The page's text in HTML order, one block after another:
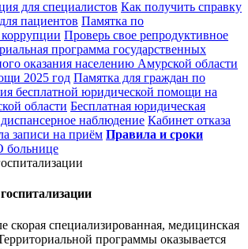
для специалистов Как получить справку
пациентов Памятка по
Проверь свое репродуктивное
программа государственных
оказания населению Амурской области
2025 год Памятка для граждан по
бесплатной юридической помощи на
области Бесплатная юридическая
наблюдение Кабинет отказа
записи на приём Правила и сроки
больнице
скорая специализированная, медицинская
программы оказывается